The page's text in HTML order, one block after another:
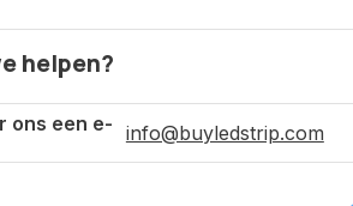
helpen?
ons een e- info@buyledstrip.com